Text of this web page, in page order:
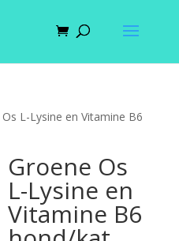
L-Lysine en Vitamine B6
Groene Os
L-Lysine en
Vitamine B6